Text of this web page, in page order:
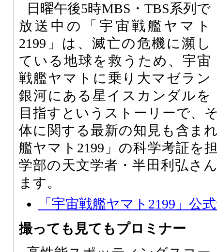
日曜午後5時MBS・TBS系列で
放送中の「宇宙戦艦ヤマト
2199」は、滅亡の危機に瀕し
ている地球を救うため、宇宙
戦艦ヤマトに乗り大マゼラン
銀河にある星イスカンダルを
目指すというストーリーで、
体に関する最新の知見も含ま
艦ヤマト2199」の科学考証を
学部の天文学者・半田利弘さ
ます。
「宇宙戦艦ヤマト2199」公
撮っても見てもプロミナー